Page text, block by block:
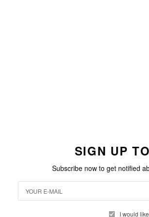
SIGN UP
Subscribe now to get notified
I would